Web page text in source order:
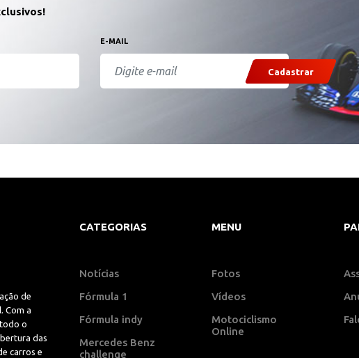
E-MAIL
Cadastrar
de
Com a
o
das
carros e
CATEGORIAS
Notícias
Fórmula 1
Fórmula indy
Mercedes Benz
challenge
MENU
Fotos
Vídeos
Motociclismo
Online